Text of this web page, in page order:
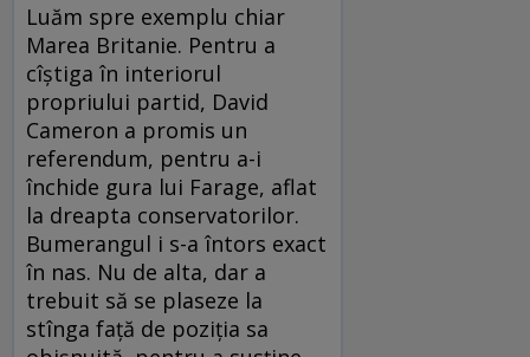
Luăm spre exemplu chiar
Marea Britanie. Pentru a
cîștiga în interiorul
propriului partid, David
Cameron a promis un
referendum, pentru a-i
închide gura lui Farage, aflat
la dreapta conservatorilor.
Bumerangul i s-a întors exact
în nas. Nu de alta, dar a
trebuit să se plaseze la
stînga față de poziția sa